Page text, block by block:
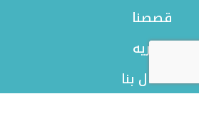
قصصنا
بورتريه
الاتصال بنا